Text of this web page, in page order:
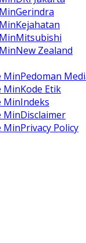
Gerindra
Kejahatan
Mitsubishi
New Zealand
Pedoman
Kode Etik
Indeks
Disclaimer
Privacy Policy